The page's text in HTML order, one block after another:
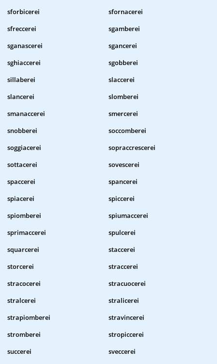
sforbicerei
sfornacerei
sfreccerei
sgamberei
sganascerei
sgancerei
sghiaccerei
sgobberei
sillaberei
slaccerei
slancerei
slomberei
smanaccerei
smercerei
snobberei
soccomberei
soggiacerei
sopraccrescerei
sottacerei
sovescerei
spaccerei
spancerei
spiacerei
spiccerei
spiomberei
spiumaccerei
sprimaccerei
spulcerei
squarcerei
staccerei
storcerei
straccerei
stracocerei
stracuocerei
stralcerei
stralicerei
strapiomberei
stravincerei
stromberei
stropiccerei
succerei
sveccerei